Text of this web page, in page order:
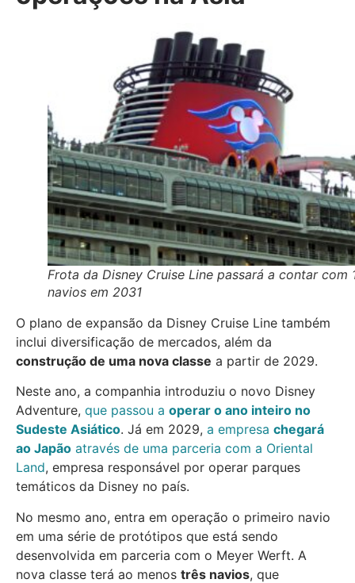
Frota da Disney Cruise Line passará a contar com
navios em 2031
O plano de expansão da Disney Cruise Line também
inclui diversificação de mercados, além da
construção de uma nova classe a partir de 2029.
Neste ano, a companhia introduziu o novo Disney
Adventure, que passou a operar o ano inteiro no
Sudeste Asiático. Já em 2029, a empresa chegará
ao Japão através de uma parceria com a Oriental
Land, empresa responsável por operar parques
temáticos da Disney no país.
No mesmo ano, entra em operação o primeiro navio
em uma série de protótipos que está sendo
desenvolvida em parceria com o Meyer Werft. A
nova classe terá ao menos três navios, que